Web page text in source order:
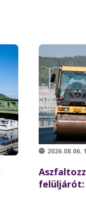
2026.08.06.
felüljárót: